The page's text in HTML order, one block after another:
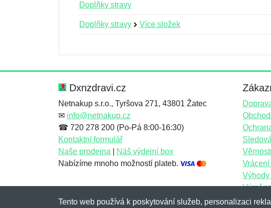
Doplňky stravy
Doplňky stravy Více složek
Zpráva*
Zpráva*
Dxnzdravi.cz
Netnakup s.r.o., Tyršova 271, 43801 Žatec
✉ info@netnakup.cz
☎ 720 278 200 (Po-Pá 8:00-16:30)
Kontaktní formulář
Naše prodejna
Náš výdejní box
Nabízíme mnoho možností plateb.
Výhody
Více
Tento web používá k poskytování služeb, personalizaci